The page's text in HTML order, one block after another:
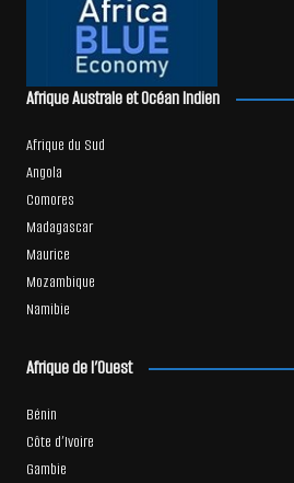
Afrique Australe et Océan Indien
Afrique du Sud
Angola
Comores
Madagascar
Maurice
Mozambique
Namibie
Afrique de l’Ouest
Bénin
Côte d’Ivoire
Gambie